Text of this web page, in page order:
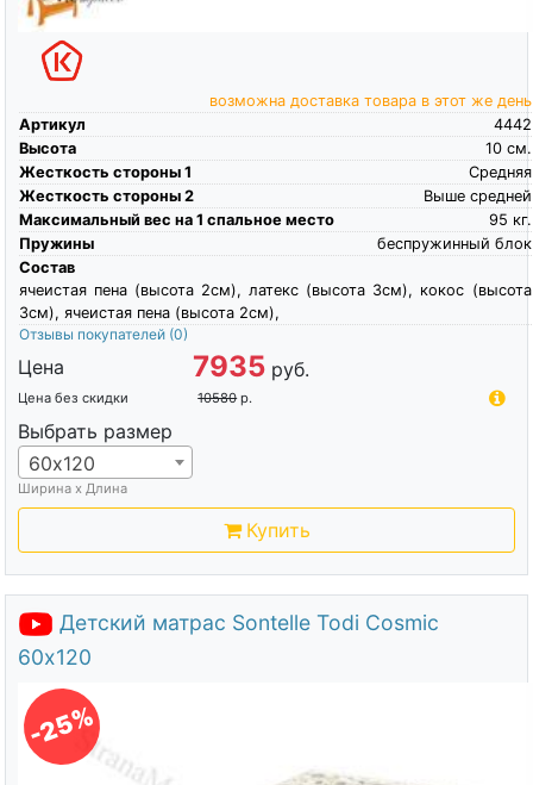
возможна доставка товара в этот же день
Артикул
4442
Высота
см.
10
Жесткость стороны 1
Средняя
Жесткость стороны 2
Выше средней
Максимальный вес на 1 спальное место
кг.
95
Пружины
беспружинный блок
Состав
ячеистая пена (высота 2см), латекс (высота 3см), кокос (высота
3см), ячеистая пена (высота 2см),
Отзывы покупателей (0)
Цена 7935 руб.
Цена без скидки 10580 р.
Выбрать размер
60х120
Ширина х Длина
Купить
Детский матрас Sontelle Todi Cosmic
60х120
-25%